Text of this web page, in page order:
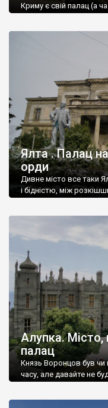
Криму є свій палац (а
Ялта . Палац
орди
Дивне місто все таки
і бідністю, між
Алупка. Місто,
палац
Князь Воронцов був
часу, але давайте не